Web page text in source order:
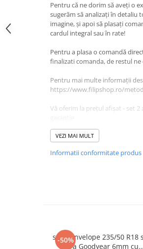
Accesorii scule
Scule Vopsitorie
Scule Vulcanizare
Cadouri Potrivite
Accesorii Telefon
Aparate premium
Instrumente de scris premium
Pentru că ne dorim să aveți o
sugerăm să analizați în
imagine, și apoi să plasați
cardul integral sau în rate!
Pentru a plasa o comandă
finalizati comanda, de restul
Pentru mai multe informații
https://www.filipshop.ro/
Vă oferim la prețul afișat - set 2
DETALII PRODUSE:
Înălțime: 55
Garanție: 30 zile*
VEZI MAI MULT
Informatii conformitate produs
-50%
set 2 anvelope 235/50 R18
vara Goodyear 6mm cu